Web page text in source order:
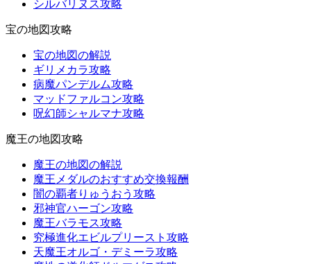
シルバリヌス攻略
宝の地図攻略
宝の地図の解説
ギリメカラ攻略
病魔パンデルム攻略
マッドファルコン攻略
呪幻師シャルマナ攻略
魔王の地図攻略
魔王の地図の解説
魔王メダルのおすすめ交換報酬
闇の覇者りゅうおう攻略
邪神官ハーゴン攻略
魔王バラモス攻略
究極進化エビルプリースト攻略
天魔王オルゴ・デミーラ攻略